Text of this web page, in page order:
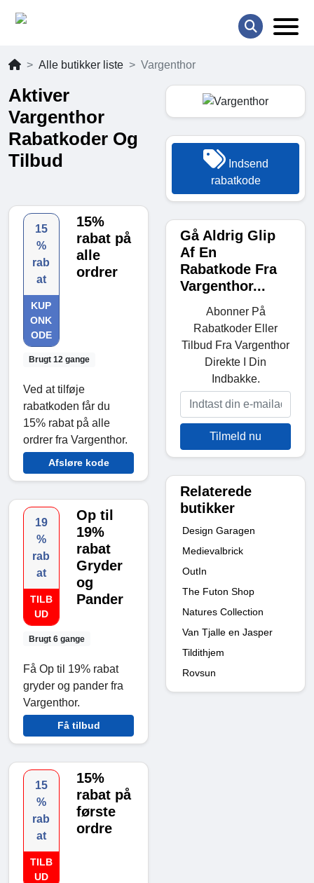
Alle butikker liste Vargenthor
Aktiver
Vargenthor
Rabatkoder Og
Tilbud
15
%
rab
at
KUP
ONK
ODE
Brugt 12 gange
15%
rabat på
alle
ordrer
Ved at tilføje
rabatkoden får du
15% rabat på alle
ordrer fra Vargenthor.
Afsløre kode
19
%
rab
at
TILB
UD
Brugt 6 gange
Op til
19%
rabat
Gryder
og
Pander
Få Op til 19% rabat
gryder og pander fra
Vargenthor.
Få tilbud
15
%
rab
at
TILB
UD
15%
rabat på
første
ordre
Indsend
rabatkode
Gå Aldrig Glip
Af En
Rabatkode Fra
Vargenthor...
Abonner På
Rabatkoder Eller
Tilbud Fra Vargenthor
Direkte I Din
Indbakke.
Tilmeld nu
Relaterede
butikker
Design Garagen
Medievalbrick
OutIn
The Futon Shop
Natures Collection
Van Tjalle en Jasper
Tildithjem
Rovsun